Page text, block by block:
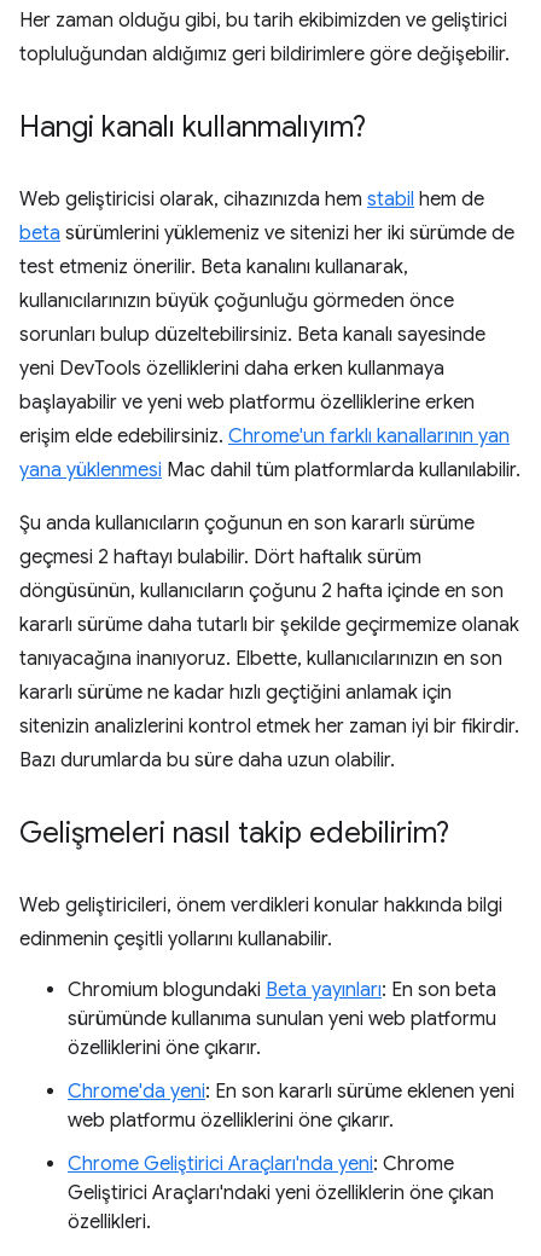
Her zaman olduğu gibi, bu tarih ekibimizden ve geliştirici
topluluğundan aldığımız geri bildirimlere göre değişebilir.
Hangi kanalı kullanmalıyım?
Web geliştiricisi olarak, cihazınızda hem stabil hem de
beta sürümlerini yüklemeniz ve sitenizi her iki sürümde de
test etmeniz önerilir. Beta kanalını kullanarak,
kullanıcılarınızın büyük çoğunluğu görmeden önce
sorunları bulup düzeltebilirsiniz. Beta kanalı sayesinde
yeni DevTools özelliklerini daha erken kullanmaya
başlayabilir ve yeni web platformu özelliklerine erken
erişim elde edebilirsiniz. Chrome'un farklı kanallarının yan
yana yüklenmesi Mac dahil tüm platformlarda kullanılabilir.
Şu anda kullanıcıların çoğunun en son kararlı sürüme
geçmesi 2 haftayı bulabilir. Dört haftalık sürüm
döngüsünün, kullanıcıların çoğunu 2 hafta içinde en son
kararlı sürüme daha tutarlı bir şekilde geçirmemize olanak
tanıyacağına inanıyoruz. Elbette, kullanıcılarınızın en son
kararlı sürüme ne kadar hızlı geçtiğini anlamak için
sitenizin analizlerini kontrol etmek her zaman iyi bir fikirdir.
Bazı durumlarda bu süre daha uzun olabilir.
Gelişmeleri nasıl takip edebilirim?
Web geliştiricileri, önem verdikleri konular hakkında bilgi
edinmenin çeşitli yollarını kullanabilir.
Chromium blogundaki Beta yayınları: En son beta
sürümünde kullanıma sunulan yeni web platformu
özelliklerini öne çıkarır.
Chrome'da yeni: En son kararlı sürüme eklenen yeni
web platformu özelliklerini öne çıkarır.
Chrome Geliştirici Araçları'nda yeni: Chrome
Geliştirici Araçları'ndaki yeni özelliklerin öne çıkan
özellikleri.